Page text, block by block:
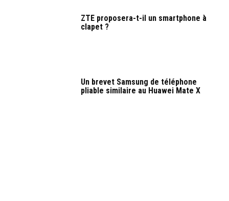
ZTE proposera-t-il un smartphone à
clapet ?
Un brevet Samsung de téléphone
pliable similaire au Huawei Mate X